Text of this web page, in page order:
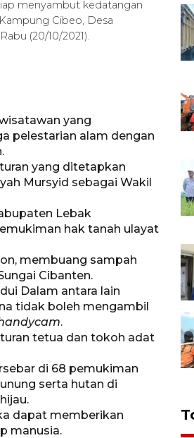
menyambut kedatangan
Cibeo, Desa
(20/10/2021).
yang
pelestarian alam dengan
yang ditetapkan
Mursyid sebagai Wakil
Lebak
hak tanah ulayat
membuang sampah
Cibanten.
Dalam antara lain
tidak boleh mengambil
.
tetua dan tokoh adat
di 68 pemukiman
serta hutan di
dapat memberikan
manusia.